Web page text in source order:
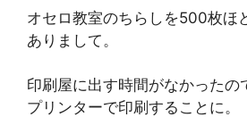
オセロ教室のちらしを500枚ほ
ありまして。
印刷屋に出す時間がなかったの
プリンターで印刷することに。